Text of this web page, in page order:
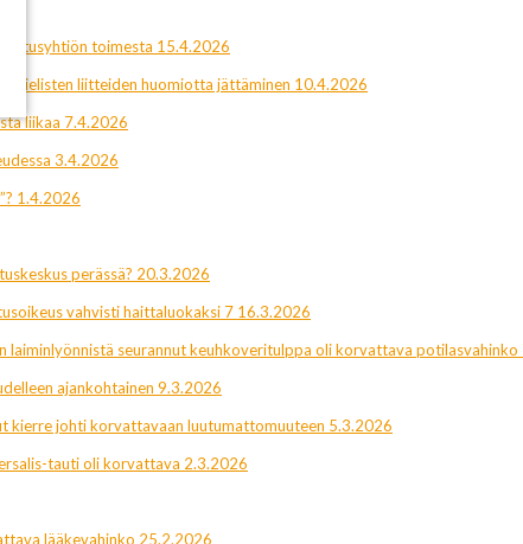
toimesta 15.4.2026
liitteiden huomiotta jättäminen 10.4.2026
liikaa 7.4.2026
3.4.2026
1.4.2026
perässä? 20.3.2026
vahvisti haittaluokaksi 7 16.3.2026
seurannut keuhkoveritulppa oli korvattava
ajankohtainen 9.3.2026
kierre johti korvattavaan luutumattomuuteen 5.3.2026
tauti oli korvattava 2.3.2026
lääkevahinko 25.2.2026